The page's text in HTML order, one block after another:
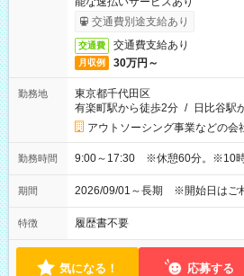
交通費別途支給あり
交通費 交通費支給あり
月収例 30万円～
勤務地
東京都千代田区
有楽町駅から徒歩2分 / 日比谷駅
アウトソーシング事業などの会
勤務時間 9:00～17:30 ※休憩60分。※10時
期間 2026/09/01～長期 ※開始日はご
特徴 履歴書不要
気になる！ 応募する